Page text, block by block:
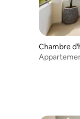
Chambre
el